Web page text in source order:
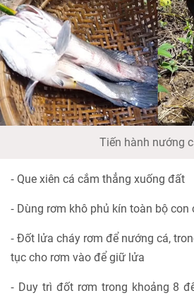
Tiến hành nướng
⁃ Que xiên cá cắm thẳng xuống đất
⁃ Dùng rơm khô phủ kín toàn bộ con
⁃ Đốt lửa cháy rơm để nướng cá,
tục cho rơm vào để giữ lửa
⁃ Duy trì đốt rơm trong khoảng 8